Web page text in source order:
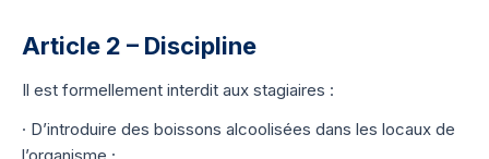
Article 2 – Discipline
Il est formellement interdit aux stagiaires :
· D’introduire des boissons alcoolisées dans les locaux de